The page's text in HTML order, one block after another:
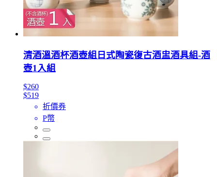
清酒溫酒杯酒壺組日式陶瓷復古酒盅酒具組-酒
壺1入組
$260
$519
折價券
P幣